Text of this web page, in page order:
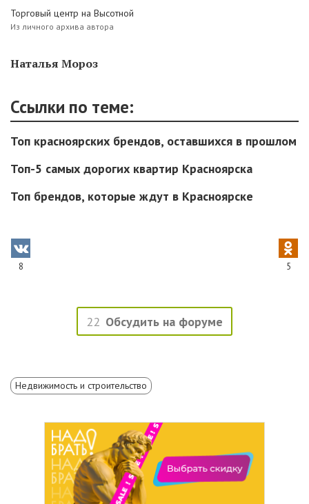
Торговый центр на Высотной
Из личного архива автора
Наталья Мороз
Ссылки по теме:
Топ красноярских брендов, оставшихся в прошлом
Топ-5 самых дорогих квартир Красноярска
Топ брендов, которые ждут в Красноярске
8 5
22 Обсудить на форуме
Недвижимость и строительство